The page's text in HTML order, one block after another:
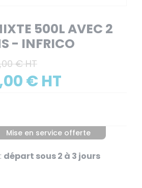
500L AVEC 2
- INFRICO
€ HT
€ HT
Mise en service offerte
départ sous 2 à 3 jours